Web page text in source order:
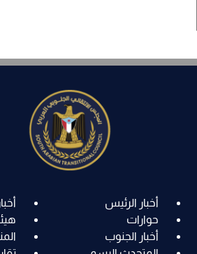
أخبار الرئيس
حوارات
أخبار الجنوب